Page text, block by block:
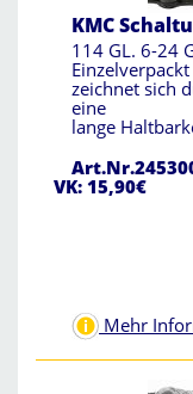
KMC
114 GL. 6-24
zeichnet sich
eine
lange
VK: 15,90€
Mehr